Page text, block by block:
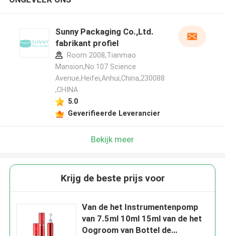
Sunny Packaging Co.,Ltd.
fabrikant profiel
Room 2008,Tianmao
Mansion,No.107 Science
Avenue,Heifei,Anhui,China,230088
,CHINA
5.0
Geverifieerde Leverancier
Bekijk meer
Krijg de beste prijs voor
Van de het Instrumentenpomp
van 7.5ml 10ml 15ml van de het
Oogroom van Bottel de